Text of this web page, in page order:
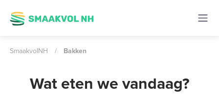
SmaakvolNH / Bakken
Wat eten we vandaag?